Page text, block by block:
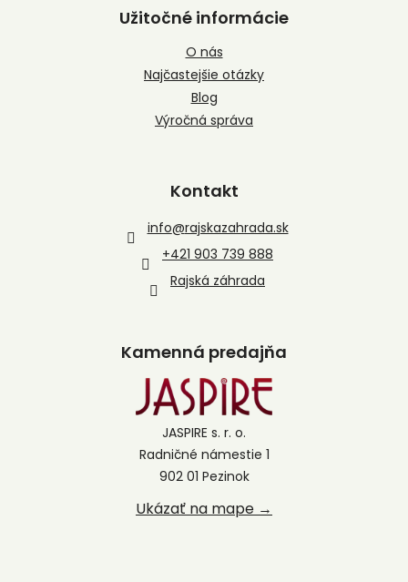
Užitočné informácie
O nás
Najčastejšie otázky
Blog
Výročná správa
Kontakt
info@rajskazahrada.sk
+421 903 739 888
Rajská záhrada
Kamenná predajňa
JASPIRE s. r. o.
Radničné námestie 1
902 01 Pezinok
Ukázať na mape →